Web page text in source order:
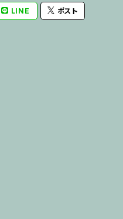
LINE ポスト